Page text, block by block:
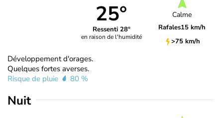
25°
Ressenti 28°
en raison de l'humidité
Calme
Rafales15 km/h
>75 km/h
Développement d'orages.
Quelques fortes averses.
Risque de pluie
80 %
Nuit